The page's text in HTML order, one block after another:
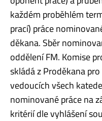
každém proběhlém
prací) práce
děkana. Sběr
oddělení FM. Komise
skládá z Proděkana
vedoucích všech
nominované práce na
kritérií dle vyhlášení